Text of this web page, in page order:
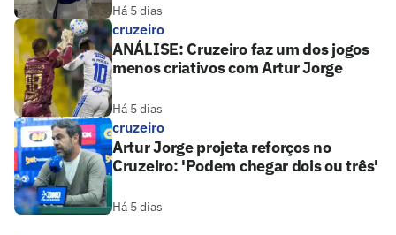
Há 5 dias
cruzeiro
ANÁLISE: Cruzeiro faz um dos jogos
menos criativos com Artur Jorge
Há 5 dias
cruzeiro
Artur Jorge projeta reforços no
Cruzeiro: 'Podem chegar dois ou três'
Há 5 dias